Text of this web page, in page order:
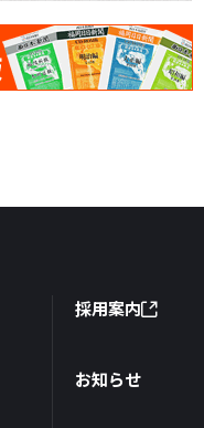
採用案内
お知らせ